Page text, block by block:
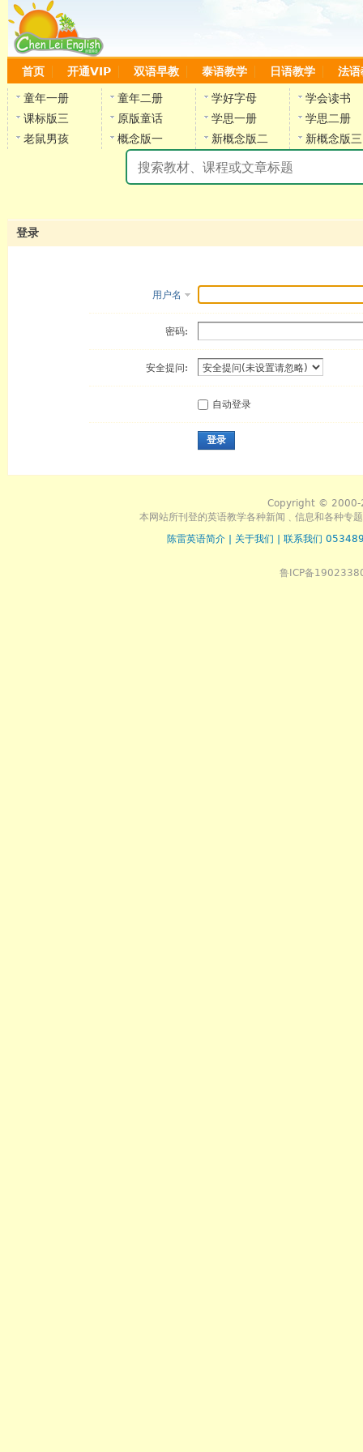
首页 开通VIP 双语早教 泰语教学 日语教学 法语
童年一册 童年二册 学好字母
学会读书
课标版三
原版童话 学思一册
学思二册
老鼠男孩
概念版一 新概念版二 新概念版三
登录
用户名
密码:
安全提问:
自动登录
登录
Copyright © 2000-
本网站所刊登的英语教学各种新闻﹑信息和各种专
陈雷英语简介
关于我们 联系我们
鲁ICP备